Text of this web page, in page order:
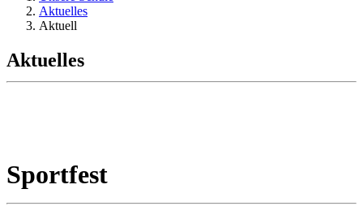
Aktuelles
Aktuell
Aktuelles
Sportfest